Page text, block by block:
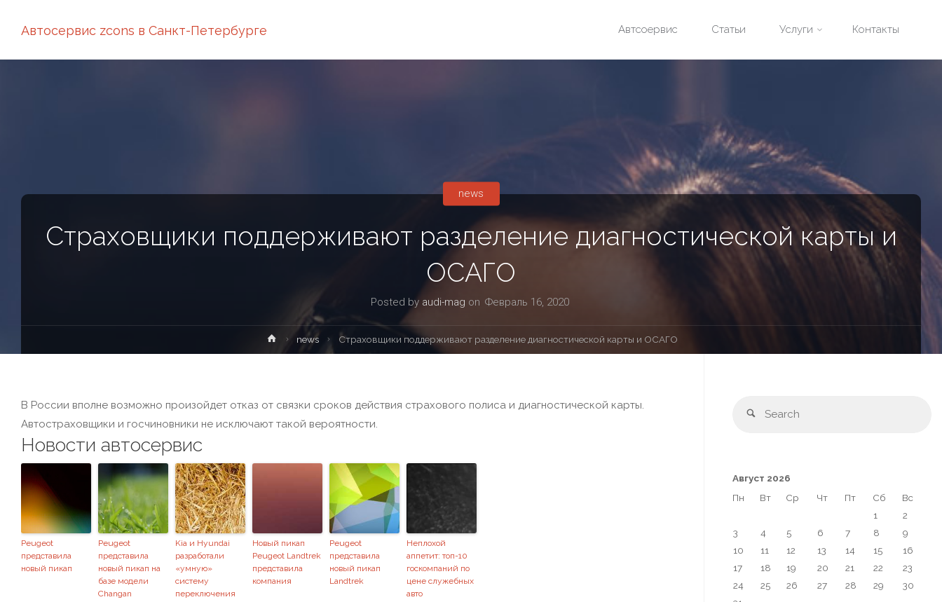
Автосервис zcons в Санкт-Петербурге Автсоервис Статьи Услуги Контакты
Страховщики поддерживают разделение диагностической карты и
ОСАГО
Posted by audi-mag on Февраль 16, 2020
news
news Страховщики поддерживают разделение диагностической карты и ОСАГО
В России вполне возможно произойдет отказ от связки сроков действия страхового полиса и диагностической карты.
Автостраховщики и госчиновники не исключают такой вероятности.
Новости автосервис
Peugeot
представила
новый пикап
Peugeot
представила
новый пикап на
базе модели
Changan
Kia и Hyundai
разработали
«умную»
систему
переключения
Новый пикап
Peugeot Landtrek
представила
компания
Peugeot
представила
новый пикап
Landtrek
Неплохой
аппетит: топ-10
госкомпаний по
цене служебных
авто
Август 2026
Пн
Вт Ср Чт Пт Сб Вс
1
2
3
4 5 6 7 8
9
10
11 12 13 14 15
16
17
18 19 20 21 22
23
24
25 26 27 28 29
30